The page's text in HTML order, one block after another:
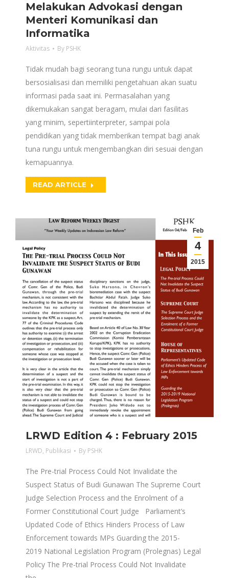
Melakukan Advokasi dengan
Menteri Komunikasi dan
Informatika
Aktivitas By PSHK
Tidak mudah bagi seorang tuna rungu untuk dapat
bersosialisasi dan memiliki pengetahuan akan suatu
informasi pada saat ini. Permasalahan yang
dikemukakan sangat beragam, mulai dari fasilitas
yang minim, sepertiinterpreter, sampai pola
pendidikan yang tidak memberikan tempat bagi anak
tuna rungu untuk mengembangkan diri sesuai dengan
kemapuannya.
READ ARTICLE
Feb
4
2015
LRWD Edition 4 : February 2015
LRWD, Publikasi By PSHK
The Pre-trial Process Could Not Invalidate the
Suspect Status of Budi Gunawan The Supreme Court
Judge Selection Process and the Enrolment of a
Former Constitutional Court Judge Parliament’s
Updated Code of Ethics Hinders Process of Law
Enforcement towards MPs Guarding the 2015-
2019 National Legislation Program (Prolegnas) Legal
Policy The Pre-trial Process Could Not Invalidate